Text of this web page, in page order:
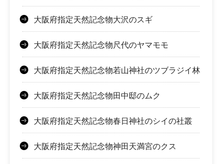
大阪府指定天然記念物大沢のスギ
大阪府指定天然記念物尺代のヤマモモ
大阪府指定天然記念物若山神社のツブラジイ林
大阪府指定天然記念物田中邸のムク
大阪府指定天然記念物春日神社のシイの社叢
大阪府指定天然記念物神田天満宮のクス